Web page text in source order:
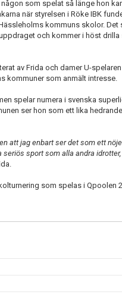
som spelat så länge hon
när styrelsen i Röke IBK
kommuns skolor. Det
och kommer i höst
av Frida och damer U-
kommuner som anmält intresse.
spelar numera i svenska
ser hon som ett lika
att jag enbart ser det som ett
sport som alla andra
som spelas i Qpoolen